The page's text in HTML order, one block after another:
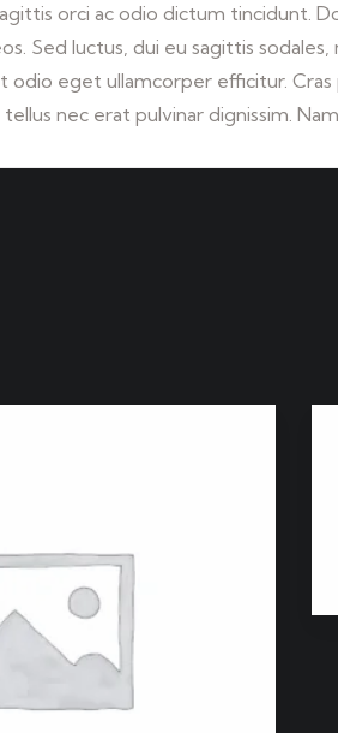
orci ac odio dictum tincidunt.
Sed luctus, dui eu sagittis
odio eget ullamcorper efficitur.
nec erat pulvinar dignissim.